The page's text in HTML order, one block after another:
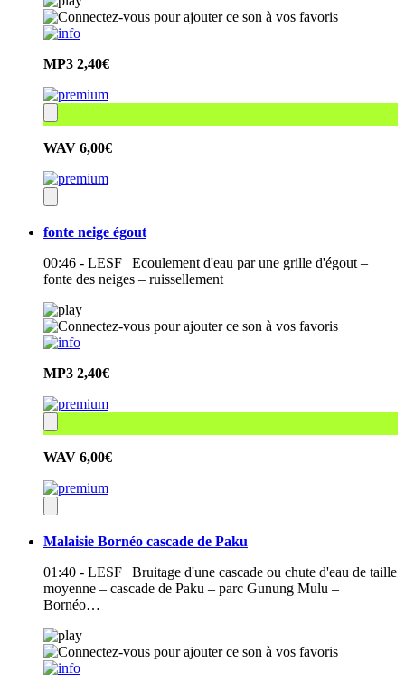
MP3 2,40€
WAV 6,00€
fonte neige égout
00:46 - LESF | Ecoulement d'eau par une grille d'égout –
fonte des neiges – ruissellement
MP3 2,40€
WAV 6,00€
Malaisie Bornéo cascade de Paku
01:40 - LESF | Bruitage d'une cascade ou chute d'eau de taille
moyenne – cascade de Paku – parc Gunung Mulu –
Bornéo…